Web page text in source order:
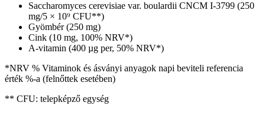
Saccharomyces cerevisiae var. boulardii CNCM I-3799 (250
mg/5 × 10⁹ CFU**)
Gyömbér (250 mg)
Cink (10 mg, 100% NRV*)
A-vitamin (400 µg per, 50% NRV*)
*NRV % Vitaminok és ásványi anyagok napi beviteli referencia
érték %-a (felnőttek esetében)
** CFU: telepképző egység